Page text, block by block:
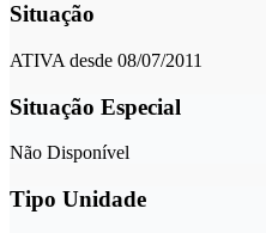
Situação
ATIVA desde 08/07/2011
Situação Especial
Não Disponível
Tipo Unidade